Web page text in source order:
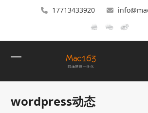
17713433920
mobile
menu
mobile
menu
wordpress动态